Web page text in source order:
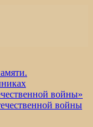
войны»
войны